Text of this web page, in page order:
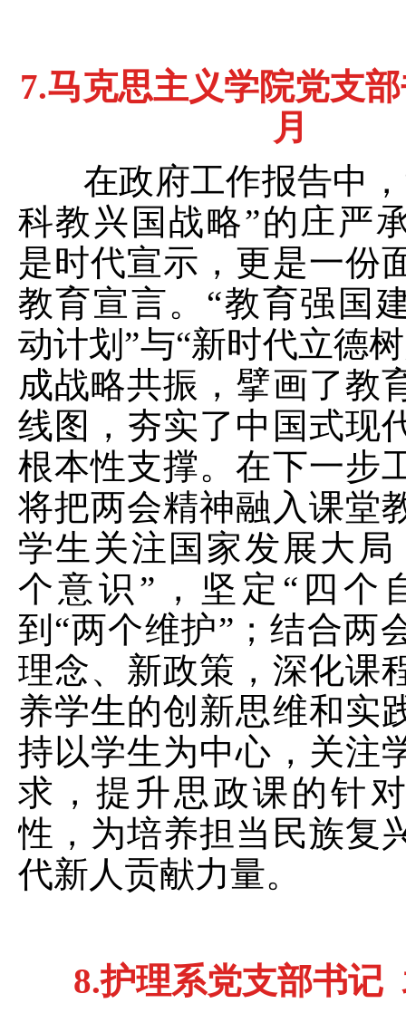
7.马克思主义学院党支
月
在政府工作报告中，
科教兴国战略”的庄严
是时代宣示，更是一份
教育宣言。“教育强国
动计划”与“新时代立德
成战略共振，擘画了教
线图，夯实了中国式现
根本性支撑。在下一步
将把两会精神融入课堂
学生关注国家发展大局
个意识”，坚定“四个
到“两个维护”；结合两
理念、新政策，深化课
养学生的创新思维和实
持以学生为中心，关注
求，提升思政课的针
性，为培养担当民族复
代新人贡献力量。
8.护理系党支部书记